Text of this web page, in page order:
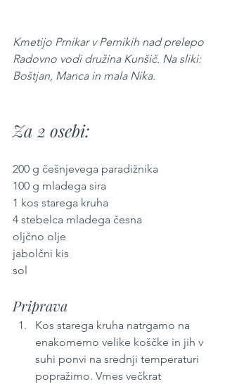
Kmetijo Prnikar v Pernikih nad prelepo
Radovno vodi družina Kunšič. Na sliki:
Boštjan, Manca in mala Nika.
Za 2 osebi:
200 g češnjevega paradižnika
100 g mladega sira
1 kos starega kruha
4 stebelca mladega česna
oljčno olje
jabolčni kis
sol
Priprava
Kos starega kruha natrgamo na
enakomerno velike koščke in jih v
suhi ponvi na srednji temperaturi
popražimo. Vmes večkrat